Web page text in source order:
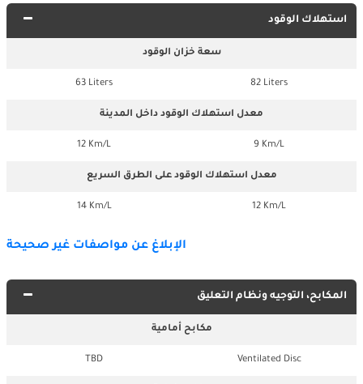
استهلاك الوقود
سعة خزان الوقود
82 Liters
63 Liters
معدل استهلاك الوقود داخل المدينة
9 Km/L
12 Km/L
معدل استهلاك الوقود على الطرق السريع
12 Km/L
14 Km/L
الإبلاغ عن مواصفات غير صحيحة
المكابح، التوجيه ونظام التعليق
مكابح أمامية
Ventilated Disc
TBD